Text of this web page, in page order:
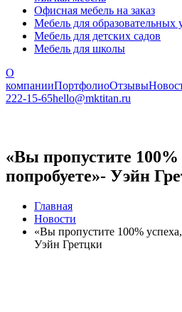
Офисная мебель на заказ
Мебель для образовательных
Мебель для детских садов
Мебель для школы
О
компанииПортфолиоОтзывы
222-15-65hello@mktitan.ru
«Вы пропустите 100%
попробуете»- Уэйн
Главная
Новости
«Вы пропустите 100%
Уэйн Гретцки